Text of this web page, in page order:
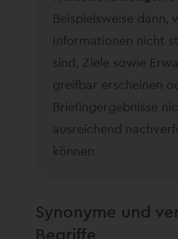
Beispielsweise dann,
Informationen nicht
sind, Ziele sowie
greifbar erscheinen
Briefingergebnisse
ausreichend
können.
Synonyme und
Begriffe